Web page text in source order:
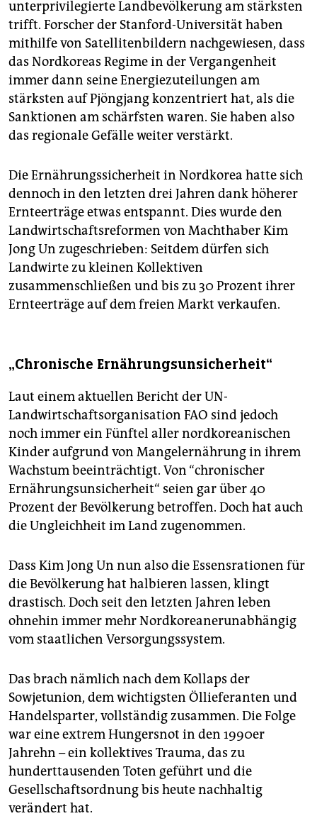
unterprivilegierte Landbevölkerung am stärksten
trifft. Forscher der Stanford-Universität haben
mithilfe von Satellitenbildern nachgewiesen, dass
das Nordkoreas Regime in der Vergangenheit
immer dann seine Energiezuteilungen am
stärksten auf Pjöngjang konzentriert hat, als die
Sanktionen am schärfsten waren. Sie haben also
das regionale Gefälle weiter verstärkt.
Die Ernährungssicherheit in Nordkorea hatte sich
dennoch in den letzten drei Jahren dank höherer
Ernteerträge etwas entspannt. Dies wurde den
Landwirtschaftsreformen von Machthaber Kim
Jong Un zugeschrieben: Seitdem dürfen sich
Landwirte zu kleinen Kollektiven
zusammenschließen und bis zu 30 Prozent ihrer
Ernteerträge auf dem freien Markt verkaufen.
„Chronische Ernährungsunsicherheit“
Laut einem aktuellen Bericht der UN-
Landwirtschaftsorganisation FAO sind jedoch
noch immer ein Fünftel aller nordkoreanischen
Kinder aufgrund von Mangelernährung in ihrem
Wachstum beeinträchtigt. Von “chronischer
Ernährungsunsicherheit“ seien gar über 40
Prozent der Bevölkerung betroffen. Doch hat auch
die Ungleichheit im Land zugenommen.
Dass Kim Jong Un nun also die Essensrationen für
die Bevölkerung hat halbieren lassen, klingt
drastisch. Doch seit den letzten Jahren leben
ohnehin immer mehr Nordkoreanerunabhängig
vom staatlichen Versorgungssystem.
Das brach nämlich nach dem Kollaps der
Sowjetunion, dem wichtigsten Öllieferanten und
Handelsparter, vollständig zusammen. Die Folge
war eine extrem Hungersnot in den 1990er
Jahrehn – ein kollektives Trauma, das zu
hunderttausenden Toten geführt und die
Gesellschaftsordnung bis heute nachhaltig
verändert hat.